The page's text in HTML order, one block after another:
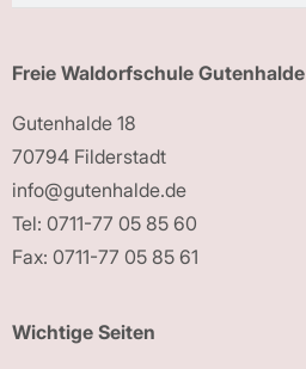
Freie Waldorfschule Gutenhalde
Gutenhalde 18
70794 Filderstadt
info@gutenhalde.de
Tel: 0711-77 05 85 60
Fax: 0711-77 05 85 61
Wichtige Seiten